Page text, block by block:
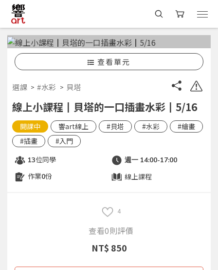
查看單元
選課 #水彩 貝塔
線上小課程┃貝塔的一口插畫水彩┃5/16
開課中 響art線上 #貝塔 #水彩
#繪畫
#插畫
#入門
13位同學 週一 14:00-17:00
作業0份 線上課程
4
查看0則評價
NT$ 850